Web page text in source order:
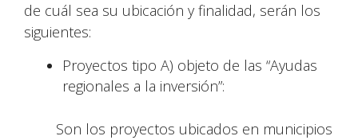
de cuál sea su ubicación y finalidad, serán los
siguientes:
Proyectos tipo A) objeto de las “Ayudas
regionales a la inversión”:
Son los proyectos ubicados en municipios